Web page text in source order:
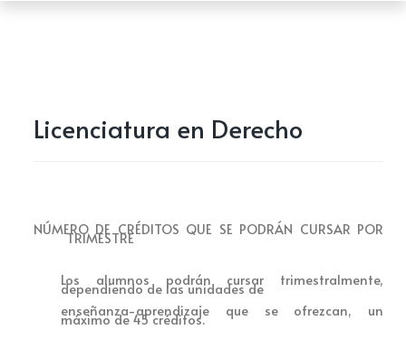
Licenciatura en Derecho
NÚMERO DE CRÉDITOS QUE SE PODRÁN CURSAR POR
TRIMESTRE
Los alumnos podrán cursar trimestralmente,
dependiendo de las unidades de
enseñanza-aprendizaje que se ofrezcan, un
máximo de 45 créditos.